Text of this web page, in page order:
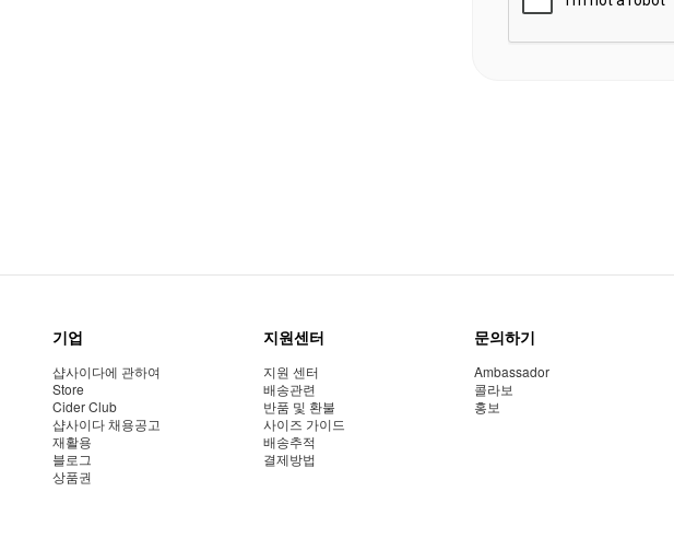
기업
샵사이다에 관하여
Store
Cider Club
샵사이다 채용공고
재활용
블로그
상품권
지원센터
지원 센터
배송관련
반품 및 환불
사이즈 가이드
배송추적
결제방법
문의하기
Ambassador
콜라보
홍보